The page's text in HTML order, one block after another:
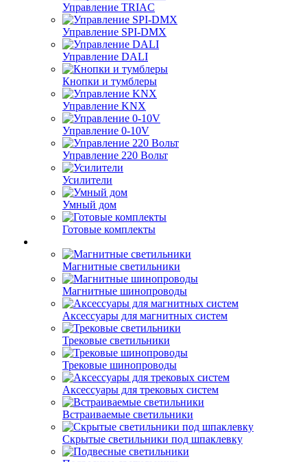
Управление TRIAC
Управление SPI-DMX
Управление DALI
Кнопки и тумблеры
Управление KNX
Управление 0-10V
Управление 220 Вольт
Усилители
Умный дом
Готовые комплекты
Магнитные светильники
Магнитные шинопроводы
Аксессуары для магнитных систем
Трековые светильники
Трековые шинопроводы
Аксессуары для трековых систем
Встраиваемые светильники
Скрытые светильники под шпаклевку